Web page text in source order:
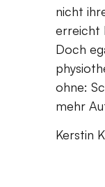
nicht
erreicht
Doch
ohne:
mehr
Kerstin